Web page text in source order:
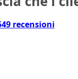
recensioni